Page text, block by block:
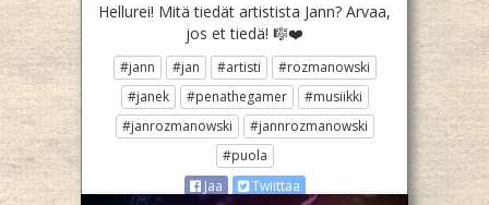
Hellurei! Mitä tiedät artistista Jann? Arvaa,
jos et tiedä! 🎼❤️
#jann #jan #artisti
#rozmanowski
#janek
#penathegamer
#musiikki
#janrozmanowski
#jannrozmanowski
#puola
Jaa
Twiittaa